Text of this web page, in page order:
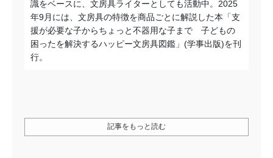
識をベースに、文房具ライターとしても活動中。2025
年9月には、文房具の特徴を商品ごとに解説した本「支
援が必要な子からちょっと不器用な子まで 子どもの
困ったを解決するハッピー文房具図鑑」(学事出版)を刊
行。
記事をもっと読む